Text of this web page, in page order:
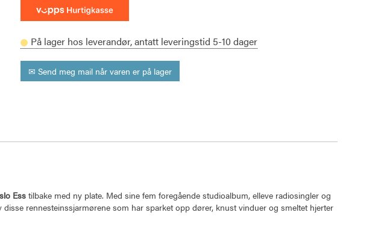
På lager hos leverandør,antatt leveringstid 5-10 dager
✉ Send meg mail når varen er på lager
Ess tilbake med ny plate. Med sine fem foregående studioalbum, elleve radiosingler og
rennesteinssjarmørene som har sparket opp dører, knust vinduer og smeltet hjerter